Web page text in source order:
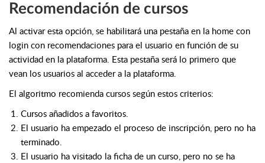
Recomendación de cursos
Al activar esta opción, se habilitará una pestaña en la home con
login con recomendaciones para el usuario en función de su
actividad en la plataforma. Esta pestaña será lo primero que
vean los usuarios al acceder a la plataforma.
El algoritmo recomienda cursos según estos criterios:
Cursos añadidos a favoritos.
El usuario ha empezado el proceso de inscripción, pero no ha
terminado.
El usuario ha visitado la ficha de un curso, pero no se ha